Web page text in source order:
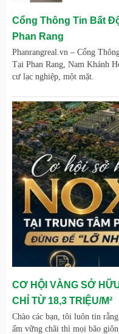
Cổng Thông Tin Bất
Phan Rang
Phanrangreal.vn – Cổng
Tại Phan Rang, Nam Khánh
cư lạc nghiệp, một mặt.
CƠ HỘI VÀNG SỞ
CHỈ TỪ 18,3 TRIỆU/M²
Chào các bạn, tôi luôn tin
ấm vững chãi thì mọi bão